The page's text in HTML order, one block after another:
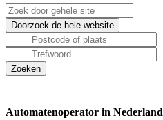
Automatenoperator in Nederland